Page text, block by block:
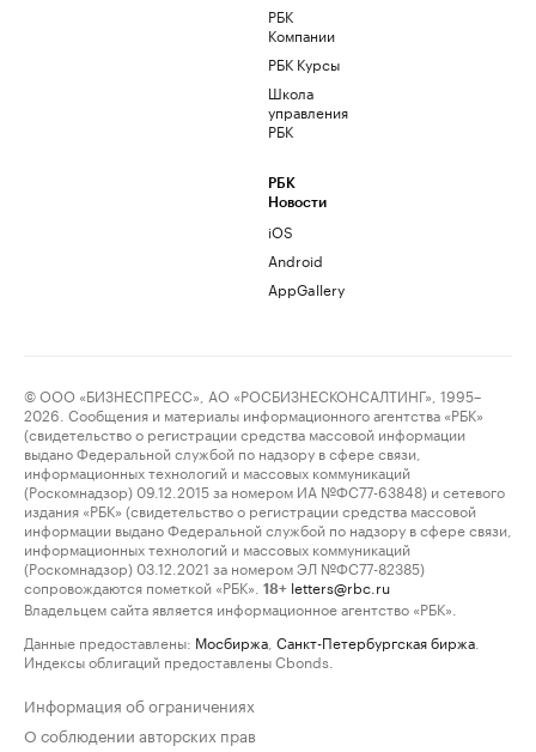
РБК
Компании
РБК Курсы
Школа
управления
РБК
РБК
Новости
iOS
Android
AppGallery
© ООО «БИЗНЕСПРЕСС», АО «РОСБИЗНЕСКОНСАЛТИНГ», 1995–
2026. Сообщения и материалы информационного агентства «РБК»
(свидетельство о регистрации средства массовой информации
выдано Федеральной службой по надзору в сфере связи,
информационных технологий и массовых коммуникаций
(Роскомнадзор) 09.12.2015 за номером ИА №ФС77-63848) и сетевого
издания «РБК» (свидетельство о регистрации средства массовой
информации выдано Федеральной службой по надзору в сфере связи,
информационных технологий и массовых коммуникаций
(Роскомнадзор) 03.12.2021 за номером ЭЛ №ФС77-82385)
сопровождаются пометкой «РБК».
18+ letters@rbc.ru
Владельцем сайта является информационное агентство «РБК».
Данные предоставлены: Мосбиржа Санкт-Петербургская биржа
Индексы облигаций предоставлены Cbonds.
Информация об ограничениях
О соблюдении авторских прав